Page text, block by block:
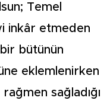
Temel
inkâr etmeden
bir bütünün
eklemlenirken
sağladığı